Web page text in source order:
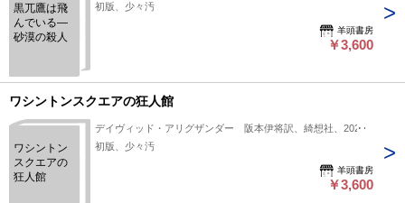
黒兀鷹は飛
んでいる―
砂漠の殺人
初版、少々汚
羊頭書房
￥3,600
ワシントンスクエアの狂人館
ワシントン
スクエアの
狂人館
デイヴィッド・アリグザンダー 阪本伊将訳、綺想社、2022
初版、少々汚
羊頭書房
￥3,600